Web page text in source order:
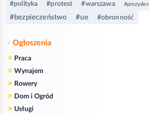
#polityka #protest #warszawa
#bezpieczeństwo #ue #obronność
Ogłoszenia
» Praca
» Wynajem
» Rowery
» Dom i Ogród
» Usługi